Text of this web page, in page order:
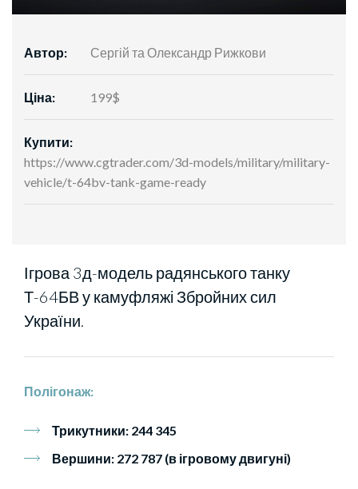
Автор: Сергій та Олександр Рижкови
Ціна: 199$
Купити:
https://www.cgtrader.com/3d-models/military/military-
vehicle/t-64bv-tank-game-ready
Ігрова 3д-модель радянського танку
Т-64БВ у камуфляжі Збройних сил
України.
Полігонаж:
Трикутники: 244 345
Вершини: 272 787 (в ігровому двигуні)